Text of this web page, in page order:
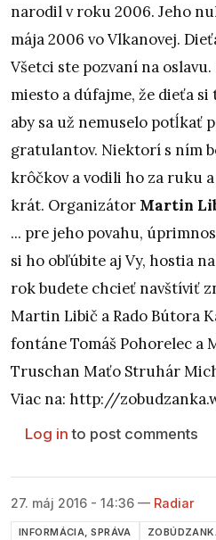
narodil v roku 2006. Jeho
mája 2006 vo Vlkanovej.
Všetci ste pozvaní na
miesto a dúfajme, že dieťa si
aby sa už nemuselo potĺkať
gratulantov. Niektorí s ním
krôčkov a vodili ho za ruku
krát. Organizátor Martin
... pre jeho povahu,
si ho obľúbite aj Vy, hostia
rok budete chcieť navštíviť
Martin Libič a Rado Bútora
fontáne Tomáš Pohorelec a
Truschan Maťo Struhár
Viac na: http://
Log in to post comments
27. máj 2016 - 14:36 — Radiar
INFORMÁCIA, SPRÁVA